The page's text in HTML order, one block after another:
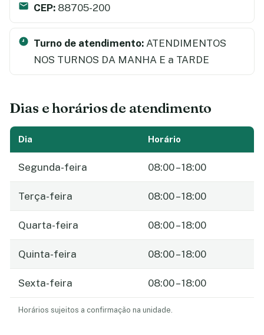
CEP: 88705-200
Turno de atendimento: ATENDIMENTOS
NOS TURNOS DA MANHA E a TARDE
Dias e horários de atendimento
Dia Horário
Segunda-feira 08:00 – 18:00
Terça-feira 08:00 – 18:00
Quarta-feira 08:00 – 18:00
Quinta-feira 08:00 – 18:00
Sexta-feira 08:00 – 18:00
Horários sujeitos a confirmação na unidade.